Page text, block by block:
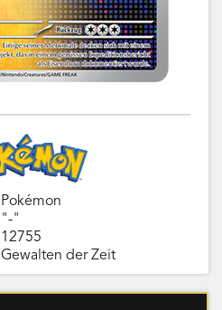
Pokémon
"-"
12755
Gewalten der Zeit